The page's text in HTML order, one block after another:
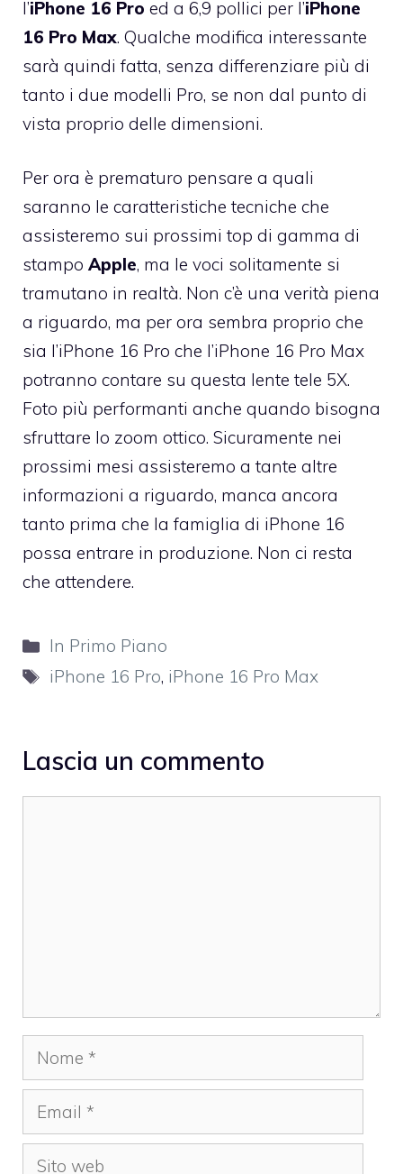
l’iPhone 16 Pro ed a 6,9 pollici per l’iPhone
16 Pro Max. Qualche modifica interessante
sarà quindi fatta, senza differenziare più di
tanto i due modelli Pro, se non dal punto di
vista proprio delle dimensioni.
Per ora è prematuro pensare a quali
saranno le caratteristiche tecniche che
assisteremo sui prossimi top di gamma di
stampo Apple, ma le voci solitamente si
tramutano in realtà. Non c’è una verità piena
a riguardo, ma per ora sembra proprio che
sia l’iPhone 16 Pro che l’iPhone 16 Pro Max
potranno contare su questa lente tele 5X.
Foto più performanti anche quando bisogna
sfruttare lo zoom ottico. Sicuramente nei
prossimi mesi assisteremo a tante altre
informazioni a riguardo, manca ancora
tanto prima che la famiglia di iPhone 16
possa entrare in produzione. Non ci resta
che attendere.
Categorie
In Primo Piano
Tag
iPhone 16 Pro, iPhone 16 Pro Max
Lascia un commento
Nome
Email
Sito